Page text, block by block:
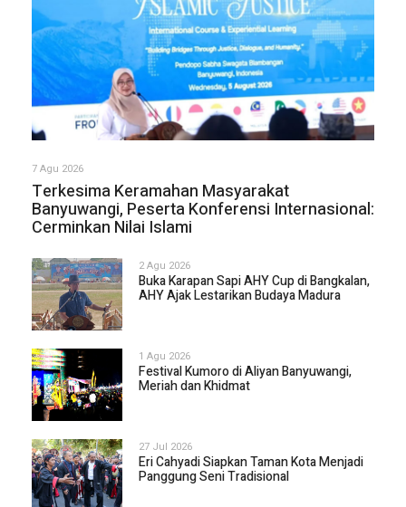
7 Agu 2026
Terkesima Keramahan Masyarakat
Banyuwangi, Peserta Konferensi Internasional:
Cerminkan Nilai Islami
2 Agu 2026
Buka Karapan Sapi AHY Cup di Bangkalan,
AHY Ajak Lestarikan Budaya Madura
1 Agu 2026
Festival Kumoro di Aliyan Banyuwangi,
Meriah dan Khidmat
27 Jul 2026
Eri Cahyadi Siapkan Taman Kota Menjadi
Panggung Seni Tradisional